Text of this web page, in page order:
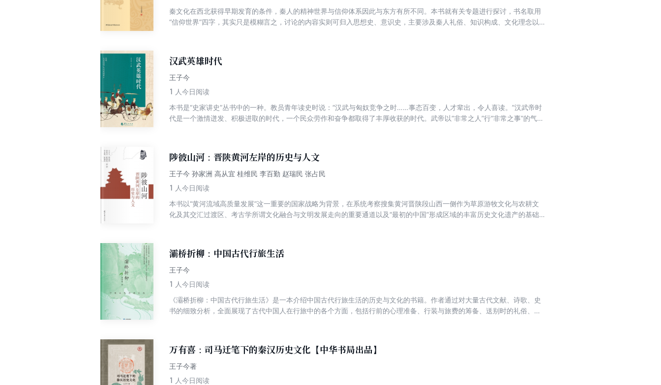
秦文化在西北获得早期发育的条件，秦人的精神世界与信仰体系因此与东方有所不同。本书就有关专题进行探讨，书名取用
“信仰世界”四字，其实只是模糊言之，讨论的内容实则可归入思想史、意识史，主要涉及秦人礼俗、知识构成、文化理念以
基本格局形成条件的考察。
汉武英雄时代
王子今
1 人今日阅读
本书是“史家讲史”丛书中的一种。教员青年读史时说：“汉武与匈奴竞争之时……事态百变，人才辈出，令人喜读。”汉武帝时
代是一个激情迸发、积极进取的时代，一个民众劳作和奋争都取得了丰厚收获的时代。武帝以“非常之人”行“非常之事”的气魄
向我们展示了一个群星闪耀、文化强势崛起、社会朝气蓬勃的古代中国的历史画卷。 此外，作者不避讳用“汉武帝的女人们”
“栽培酷吏”呈现了汉武帝的多重面向。
陟彼山河：晋陕黄河左岸的历史与人文
王子今 孙家洲 高从宜 桂维民 李百勤 赵瑞民 张占民
1 人今日阅读
本书以“黄河流域高质量发展”这一重要的国家战略为背景，在系统考察搜集黄河晋陕段山西一侧作为草原游牧文化与农耕文
化及其交汇过渡区、考古学所谓文化融合与文明发展走向的重要通道以及“最初的中国”形成区域的丰富历史文化遗产的基础
灞桥折柳：中国古代行旅生活
王子今
1 人今日阅读
《灞桥折柳：中国古代行旅生活》是一本介绍中国古代行旅生活的历史与文化的书籍。作者通过对大量古代文献、诗歌、史
书的细致分析，全面展现了古代中国人在行旅中的各个方面，包括行前的心理准备、行装与旅费的筹备、送别时的礼俗、行
受和态度。
万有喜：司马迁笔下的秦汉历史文化【中华书局出品】
王子今著
1 人今日阅读